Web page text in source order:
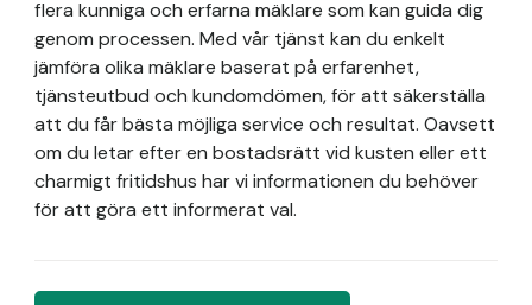
flera kunniga och erfarna mäklare som kan guida dig
genom processen. Med vår tjänst kan du enkelt
jämföra olika mäklare baserat på erfarenhet,
tjänsteutbud och kundomdömen, för att säkerställa
att du får bästa möjliga service och resultat. Oavsett
om du letar efter en bostadsrätt vid kusten eller ett
charmigt fritidshus har vi informationen du behöver
för att göra ett informerat val.